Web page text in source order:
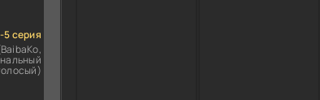
5 серия